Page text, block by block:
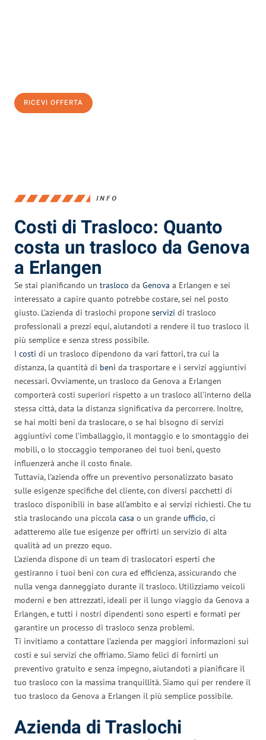
RICEVI OFFERTA
INFO
Costi di Trasloco: Quanto
costa un trasloco da Genova
a Erlangen
Se stai pianificando un trasloco da Genova a Erlangen e sei
interessato a capire quanto potrebbe costare, sei nel posto
giusto. L’azienda di traslochi propone servizi di trasloco
professionali a prezzi equi, aiutandoti a rendere il tuo trasloco il
più semplice e senza stress possibile.
I costi di un trasloco dipendono da vari fattori, tra cui la
distanza, la quantità di beni da trasportare e i servizi aggiuntivi
necessari. Ovviamente, un trasloco da Genova a Erlangen
comporterà costi superiori rispetto a un trasloco all’interno della
stessa città, data la distanza significativa da percorrere. Inoltre,
se hai molti beni da traslocare, o se hai bisogno di servizi
aggiuntivi come l’imballaggio, il montaggio e lo smontaggio dei
mobili, o lo stoccaggio temporaneo dei tuoi beni, questo
influenzerà anche il costo finale.
Tuttavia, l’azienda offre un preventivo personalizzato basato
sulle esigenze specifiche del cliente, con diversi pacchetti di
trasloco disponibili in base all’ambito e ai servizi richiesti. Che tu
stia traslocando una piccola casa o un grande ufficio, ci
adatteremo alle tue esigenze per offrirti un servizio di alta
qualità ad un prezzo equo.
L’azienda dispone di un team di traslocatori esperti che
gestiranno i tuoi beni con cura ed efficienza, assicurando che
nulla venga danneggiato durante il trasloco. Utilizziamo veicoli
moderni e ben attrezzati, ideali per il lungo viaggio da Genova a
Erlangen, e tutti i nostri dipendenti sono esperti e formati per
garantire un processo di trasloco senza problemi.
Ti invitiamo a contattare l’azienda per maggiori informazioni sui
costi e sui servizi che offriamo. Siamo felici di fornirti un
preventivo gratuito e senza impegno, aiutandoti a pianificare il
tuo trasloco con la massima tranquillità. Siamo qui per rendere il
tuo trasloco da Genova a Erlangen il più semplice possibile.
Azienda di Traslochi